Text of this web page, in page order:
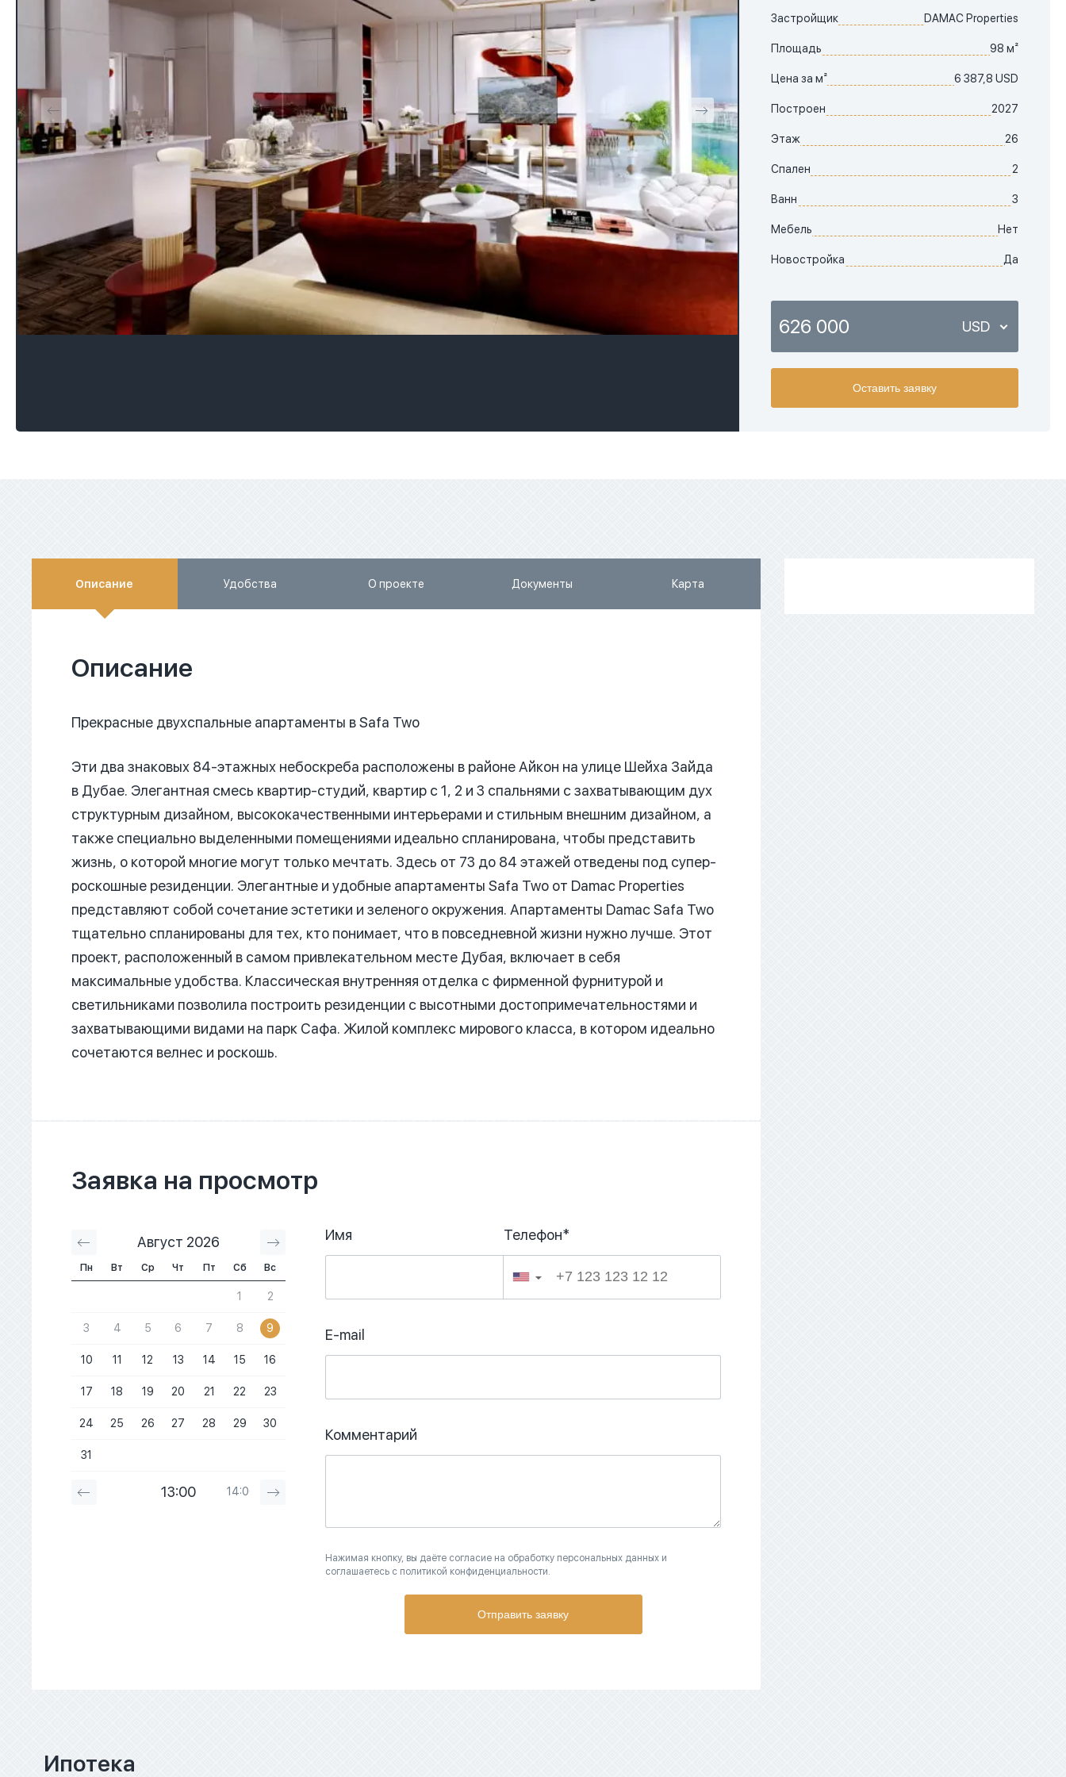
Застройщик DAMAC Properties
Площадь 98 м²
Цена за м² 6 387,8 USD
Построен 2027
Этаж 26
Спален 2
Ванн 3
Мебель Нет
Новостройка Да
626 000 USD
Оставить заявку
Описание Удобства О проекте Документы Карта
Описание
Прекрасные двухспальные апартаменты в Safa Two
Эти два знаковых 84-этажных небоскреба расположены в районе Айкон на улице Шейха Зайда
в Дубае. Элегантная смесь квартир-студий, квартир с 1, 2 и 3 спальнями с захватывающим дух
структурным дизайном, высококачественными интерьерами и стильным внешним дизайном, а
также специально выделенными помещениями идеально спланирована, чтобы представить
жизнь, о которой многие могут только мечтать. Здесь от 73 до 84 этажей отведены под супер-
роскошные резиденции. Элегантные и удобные апартаменты Safa Two от Damac Properties
представляют собой сочетание эстетики и зеленого окружения. Апартаменты Damac Safa Two
тщательно спланированы для тех, кто понимает, что в повседневной жизни нужно лучше. Этот
проект, расположенный в самом привлекательном месте Дубая, включает в себя
максимальные удобства. Классическая внутренняя отделка с фирменной фурнитурой и
светильниками позволила построить резиденции с высотными достопримечательностями и
захватывающими видами на парк Сафа. Жилой комплекс мирового класса, в котором идеально
сочетаются велнес и роскошь.
Заявка на просмотр
Август 2026 Сентябрь 2026
Пн Вт Ср Чт Пт Сб Вс
1 2
3 4 5 6 7 8 9
10 11 12 13 14 15 16
17 18 19 20 21 22 23
24 25 26 27 28 29 30
31
13:00 14:00
Имя Телефон*
▼
E-mail
Комментарий
Нажимая кнопку, вы даёте согласие на обработку персональных данных и
соглашаетесь с политикой конфиденциальности.
Отправить заявку
Ипотека